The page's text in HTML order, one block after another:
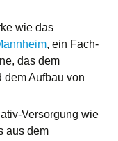
wie das
, ein Fach-
das dem
dem Aufbau von
Versorgung wie
aus dem